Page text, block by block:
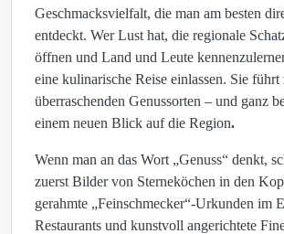
Geschmacksvielfalt, die man am besten
entdeckt. Wer Lust hat, die regionale
öffnen und Land und Leute
eine kulinarische Reise einlassen. Sie führt
überraschenden Genussorten – und ganz
einem neuen Blick auf die Region.
Wenn man an das Wort „Genuss“ denkt,
zuerst Bilder von Sterneköchen in den
gerahmte „Feinschmecker“-Urkunden im
Restaurants und kunstvoll angerichtete